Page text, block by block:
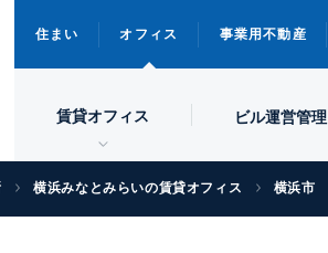
住まい オフィス 事業用不動産
賃貸オフィス ビル運営管理
横浜みなとみらいの賃貸オフィス 横浜市